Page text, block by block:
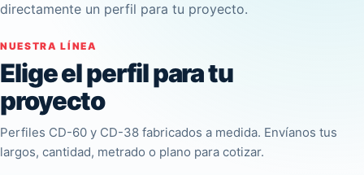
directamente un perfil para tu proyecto.
NUESTRA LÍNEA
Elige el perfil para tu
proyecto
Perfiles CD-60 y CD-38 fabricados a medida. Envíanos tus
largos, cantidad, metrado o plano para cotizar.